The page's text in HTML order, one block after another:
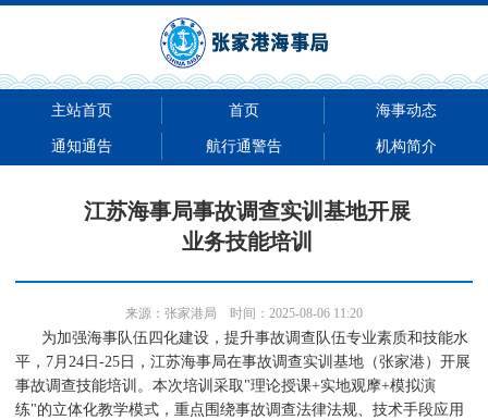
主站首页 首页 海事动态
通知通告 航行通警告 机构简介
江苏海事局事故调查实训基地开展
业务技能培训
来源： 张家港局 时间：2025-08-06 11:20
为加强海事队伍四化建设，提升事故调查队伍专业素质和技能水
平，7月24日-25日，江苏海事局在事故调查实训基地（张家港）开展
事故调查技能培训。本次培训采取"理论授课+实地观摩+模拟演
练"的立体化教学模式，重点围绕事故调查法律法规、技术手段应用